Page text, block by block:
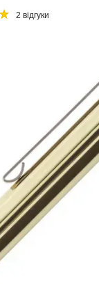
2 відгуки